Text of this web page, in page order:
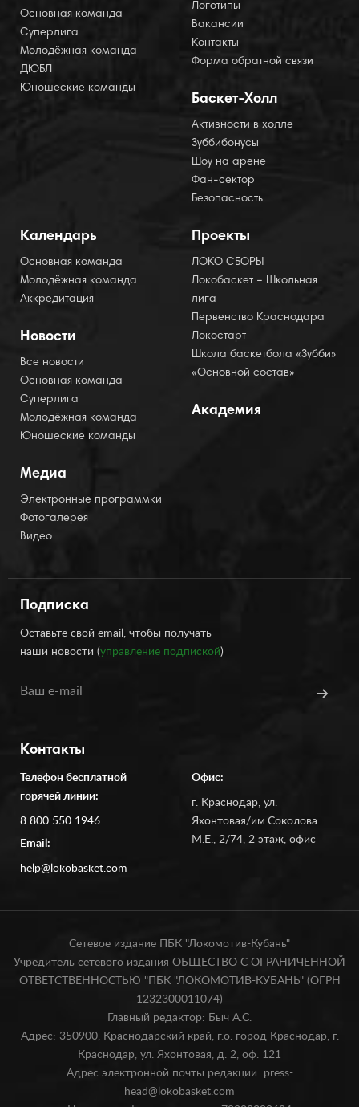
Основная команда
Суперлига
Молодёжная команда
ДЮБЛ
Юношеские команды
Логотипы
Вакансии
Контакты
Форма обратной связи
Баскет-Холл
Активности в холле
Зуббибонусы
Шоу на арене
Фан-сектор
Безопасность
Календарь
Основная команда
Молодёжная команда
Аккредитация
Новости
Все новости
Основная команда
Суперлига
Молодёжная команда
Юношеские команды
Медиа
Электронные программки
Фотогалерея
Видео
Проекты
ЛОКО СБОРЫ
Локобаскет – Школьная
лига
Первенство Краснодара
Локостарт
Школа баскетбола «Зубби»
«Основной состав»
Академия
Подписка
Оставьте свой email, чтобы получать
наши новости (управление подпиской)
Контакты
Телефон бесплатной
горячей линии:
8 800 550 1946
Email:
help@lokobasket.com
Офис:
г. Краснодар, ул.
Яхонтовая/им.Соколова
М.Е., 2/74, 2 этаж, офис
Сетевое издание ПБК "Локомотив-Кубань"
Учредитель сетевого издания ОБЩЕСТВО С ОГРАНИЧЕННОЙ
ОТВЕТСТВЕННОСТЬЮ "ПБК "ЛОКОМОТИВ-КУБАНЬ" (ОГРН
1232300011074)
Главный редактор: Быч А.С.
Адрес: 350900, Краснодарский край, г.о. город Краснодар, г.
Краснодар, ул. Яхонтовая, д. 2, оф. 121
Адрес электронной почты редакции: press-
head@lokobasket.com